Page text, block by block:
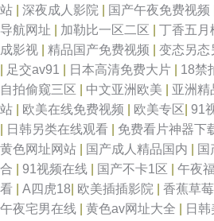
站
深夜成人影院 国产午夜免费视频
导航网址
加勒比一区二区 丁香五月
成影视
精品国产免费视频 变态另态
足交av91 日本高清免费大片 18禁
自拍偷窥三区
中文亚洲欧美 亚洲精
站
欧美在线免费视频 欧美专区 91
日韩另类在线观看 免费看片神器下
黄色网址网站
国产成人精品国内 国
合
91视频在线 国产不卡1区 午夜
看
A四虎18 欧美插插影院 香蕉草
午夜宅男在线
黄色av网址大全 日